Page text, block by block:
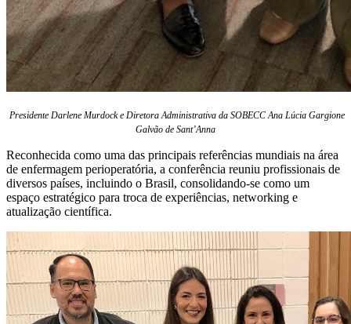
Presidente Darlene Murdock e Diretora Administrativa da SOBECC Ana Lúcia Gargione
Galvão de Sant’Anna
Reconhecida como uma das principais referências mundiais na área
de enfermagem perioperatória, a conferência reuniu profissionais de
diversos países, incluindo o Brasil, consolidando-se como um
espaço estratégico para troca de experiências, networking e
atualização científica.